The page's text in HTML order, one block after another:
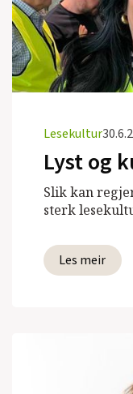
Lesekultur
Lyst og
Slik kan
sterk
Les meir